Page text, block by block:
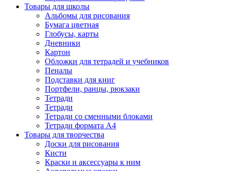
Товары для школы
Альбомы для рисования
Бумага цветная
Глобусы, карты
Дневники
Картон
Обложки для тетрадей и учебников
Пеналы
Подставки для книг
Портфели, ранцы, рюкзаки
Тетради
Тетради
Тетради со сменными блоками
Тетради формата А4
Товары для творчества
Доски для рисования
Кисти
Краски и аксессуары к ним